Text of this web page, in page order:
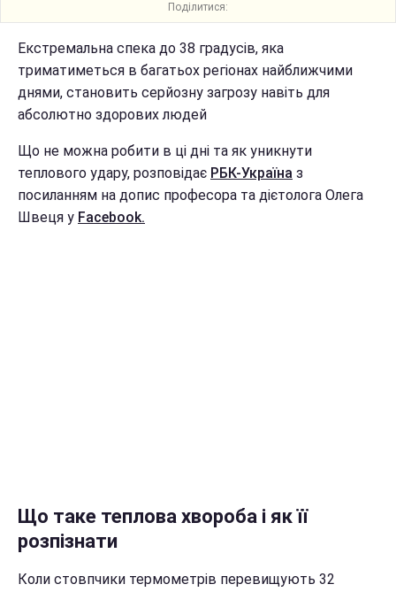
Поділитися:
Екстремальна спека до 38 градусів, яка
триматиметься в багатьох регіонах найближчими
днями, становить серйозну загрозу навіть для
абсолютно здорових людей
Що не можна робити в ці дні та як уникнути
теплового удару, розповідає РБК-Україна з
посиланням на допис професора та дієтолога Олега
Швеця у Facebook.
Що таке теплова хвороба і як її
розпізнати
Коли стовпчики термометрів перевищують 32